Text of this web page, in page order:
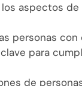
aspectos de
personas
para
de